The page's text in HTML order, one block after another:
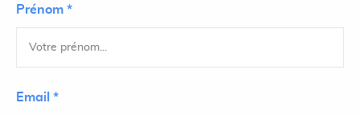
Prénom *
Email *